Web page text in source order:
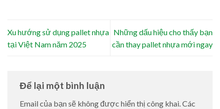
Xu hướng sử dụng pallet nhựa
tại Việt Nam năm 2025
Những dấu hiệu cho thấy bạn
cần thay pallet nhựa mới ngay
Để lại một bình luận
Email của bạn sẽ không được hiển thị công khai.Các